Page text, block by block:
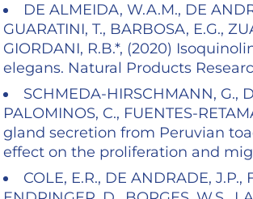
DE ALMEIDA, W.A.M., DE
GUARATINI, T., BARBOSA, E.G.,
GIORDANI, R.B.*, (2020)
elegans. Natural Products
SCHMEDA-HIRSCHMANN, G.,
PALOMINOS, C., FUENTES-
gland secretion from Peruvian
effect on the proliferation and
COLE, E.R., DE ANDRADE, J.P.,